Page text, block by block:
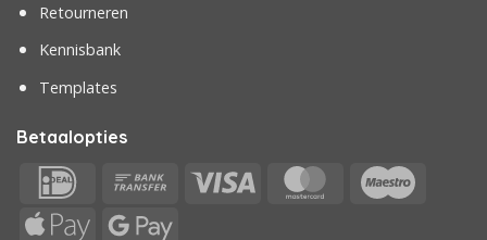
Retourneren
Kennisbank
Templates
Betaalopties
IDeal
Bank
Visa MasterCard
Apple
Google